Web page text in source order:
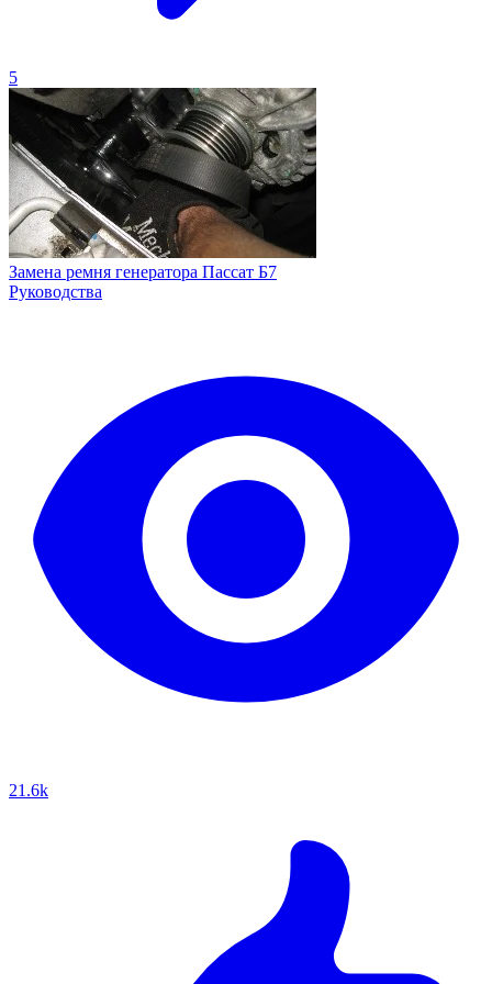
5
Замена ремня генератора Пассат Б7
Руководства
21.6k